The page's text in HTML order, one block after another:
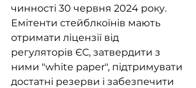
чинності 30 червня 2024 року.
Емітенти стейблкоїнів мають
отримати ліцензії від
регуляторів ЄС, затвердити з
ними "white paper", підтримувати
достатні резерви і забезпечити